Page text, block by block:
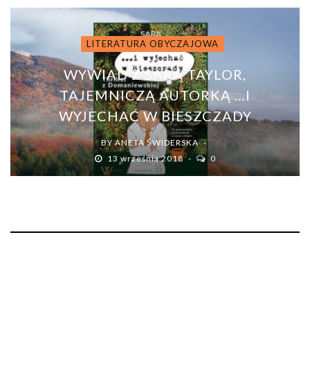
LITERATURA OBYCZAJOWA
WYWIAD Z SARĄ TAYLOR,
TAJEMNICZĄ AUTORKĄ …I
WYJECHAĆ W BIESZCZADY
BYANETA ŚWIDERSKA
13 września 2018
0